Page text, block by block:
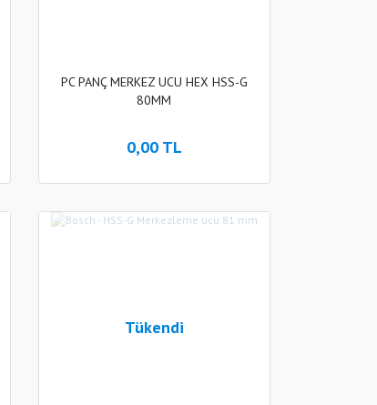
PC PANÇ MERKEZ UCU HEX HSS-G
80MM
0,00 TL
Tükendi